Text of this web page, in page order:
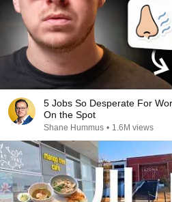
5 Jobs So Desperate For
On the Spot
Shane Hummus • 1.6M views